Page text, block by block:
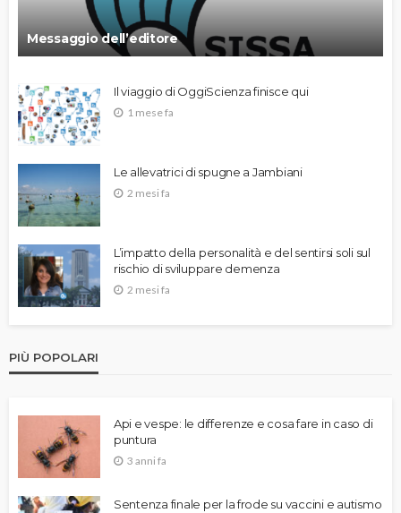
Messaggio dell’editore
Il viaggio di OggiScienza finisce qui
1 mese fa
Le allevatrici di spugne a Jambiani
2 mesi fa
L’impatto della personalità e del sentirsi soli sul
rischio di sviluppare demenza
2 mesi fa
PIÙ POPOLARI
Api e vespe: le differenze e cosa fare in caso di
puntura
3 anni fa
Sentenza finale per la frode su vaccini e autismo